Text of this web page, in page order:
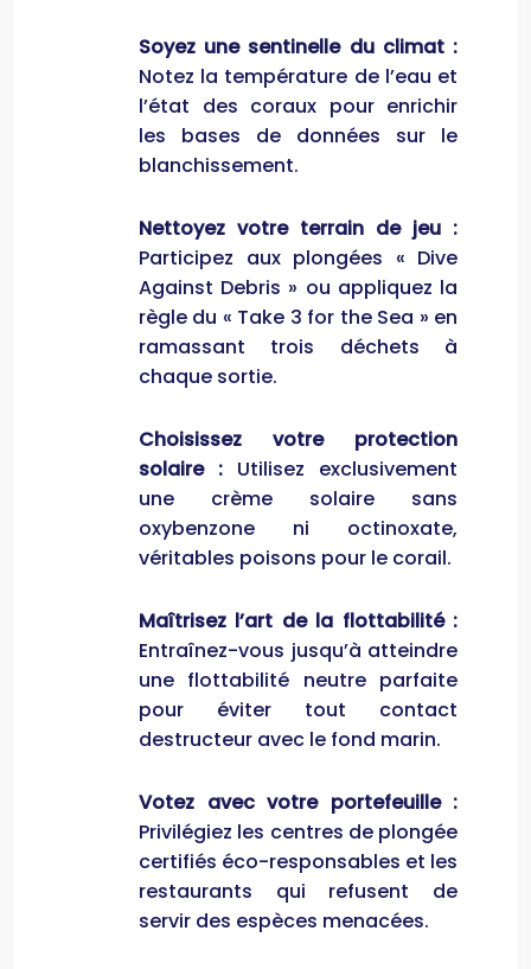
Soyez une sentinelle du climat :
Notez la température de l’eau et
l’état des coraux pour enrichir
les bases de données sur le
blanchissement.
Nettoyez votre terrain de jeu :
Participez aux plongées « Dive
Against Debris » ou appliquez la
règle du « Take 3 for the Sea » en
ramassant trois déchets à
chaque sortie.
Choisissez votre protection
solaire : Utilisez exclusivement
une crème solaire sans
oxybenzone ni octinoxate,
véritables poisons pour le corail.
Maîtrisez l’art de la flottabilité :
Entraînez-vous jusqu’à atteindre
une flottabilité neutre parfaite
pour éviter tout contact
destructeur avec le fond marin.
Votez avec votre portefeuille :
Privilégiez les centres de plongée
certifiés éco-responsables et les
restaurants qui refusent de
servir des espèces menacées.